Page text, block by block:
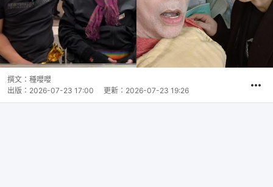
撰文： 種嚶嚶
出版： 2026-07-23 17:00 更新： 2026-07-23 19:26